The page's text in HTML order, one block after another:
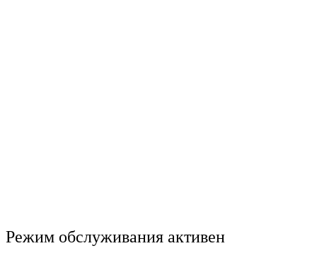
Режим обслуживания активен